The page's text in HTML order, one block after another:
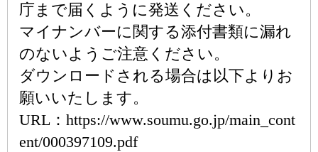
庁まで届くように発送ください。
マイナンバーに関する添付書類に漏れ
のないようご注意ください。
ダウンロードされる場合は以下よりお
願いいたします。
URL：https://www.soumu.go.jp/main_cont
ent/000397109.pdf